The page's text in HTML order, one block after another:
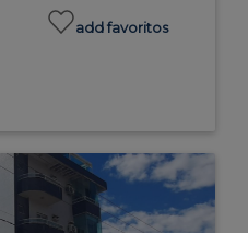
add favoritos